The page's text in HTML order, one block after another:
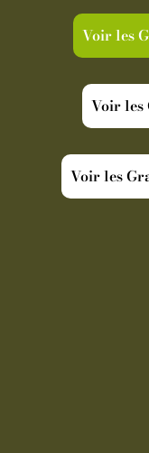
Voir les
Voir les
Voir les